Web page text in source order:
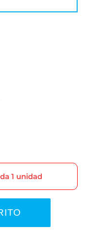
1 unidad